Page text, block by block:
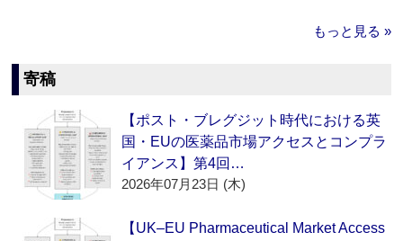
もっと見る »
寄稿
【ポスト・ブレグジット時代における英
国・EUの医薬品市場アクセスとコンプラ
イアンス】第4回…
2026年07月23日 (木)
【UK–EU Pharmaceutical Market Access